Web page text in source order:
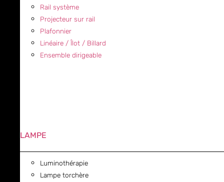
Rail système
Projecteur sur rail
Plafonnier
Linéaire / Îlot / Billard
Ensemble dirigeable
LAMPE
Luminothérapie
Lampe torchère